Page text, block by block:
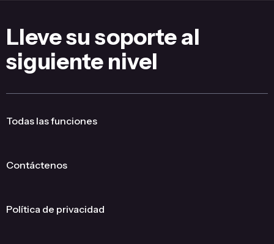
Lleve su soporte al
siguiente nivel
Todas las funciones
Contáctenos
Política de privacidad